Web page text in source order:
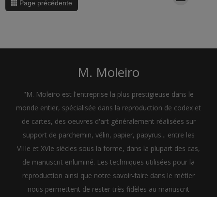
Page précédente
M. Moleiro
"M. Moleiro est l'entreprise la plus prestigieuse dans le
monde entier, spécialisée dans la reproduction de codex et
de cartes, des oeuvres d'art généralement réalisées sur
support de parchemin, vélin, papier, papyrus... entre les
VIIIe et XVIe siècles sous la forme, dans la plupart des cas,
de manuscrit enluminé. Les techniques utilisées pour la
reproduction ainsi que notre savoir-faire dans le métier
nous permettent de rester très fidèles au manuscrit